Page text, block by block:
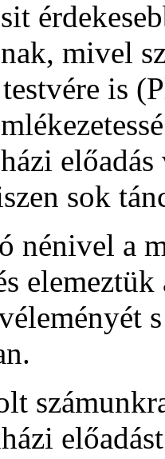
mivel
is
sok
nénivel a